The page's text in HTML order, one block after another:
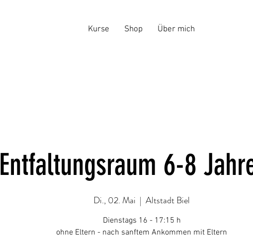
Kurse Shop Über mich
Entfaltungsraum 6-8
Di., 02. Mai
  |
Altstadt Biel
Dienstags 16 - 17:15 h